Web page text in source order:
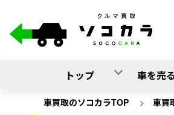
トップ 車を売る
車買取のソコカラTOP > 車買